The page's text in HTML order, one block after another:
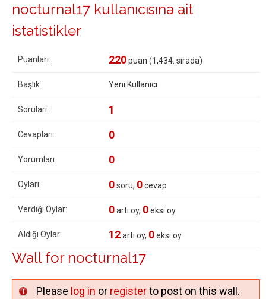
nocturnal17 kullanıcısına ait
istatistikler
Puanları: 220puan (1,434 . sırada)
Başlık: Yeni Kullanıcı
Soruları: 1
Cevapları: 0
Yorumları: 0
Oyları: 0soru, 0cevap
Verdiği Oylar: 0artı oy, 0eksi oy
Aldığı Oylar: 12artı oy, 0eksi oy
Wall for nocturnal17
Please log in or registerto post on this wall.